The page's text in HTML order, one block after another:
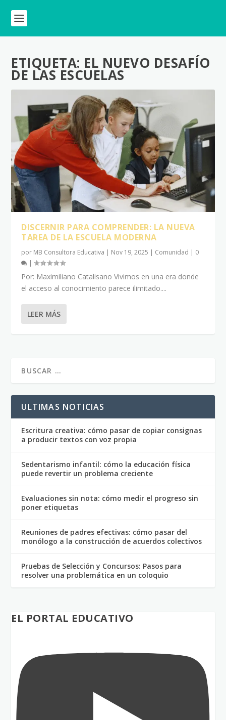
ETIQUETA: EL NUEVO DESAFÍO
DE LAS ESCUELAS
DISCERNIR PARA COMPRENDER: LA NUEVA
TAREA DE LA ESCUELA MODERNA
por MB Consultora Educativa | Nov 19, 2025 | Comunidad | 0
|
Por: Maximiliano Catalisano Vivimos en una era donde
el acceso al conocimiento parece ilimitado....
LEER MÁS
ULTIMAS NOTICIAS
Escritura creativa: cómo pasar de copiar consignas
a producir textos con voz propia
Sedentarismo infantil: cómo la educación física
puede revertir un problema creciente
Evaluaciones sin nota: cómo medir el progreso sin
poner etiquetas
Reuniones de padres efectivas: cómo pasar del
monólogo a la construcción de acuerdos colectivos
Pruebas de Selección y Concursos: Pasos para
resolver una problemática en un coloquio
EL PORTAL EDUCATIVO